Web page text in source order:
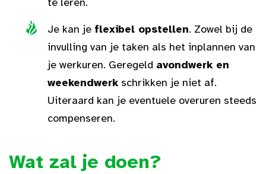
Je kan je flexibel opstellen. Zowel bij de
invulling van je taken als het inplannen van
je werkuren. Geregeld avondwerk en
weekendwerk schrikken je niet af.
Uiteraard kan je eventuele overuren steeds
compenseren.
Wat zal je doen?